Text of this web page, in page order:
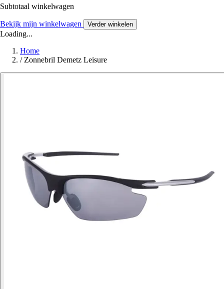
Subtotaal winkelwagen
Bekijk mijn winkelwagen Verder winkelen
Loading...
Home
/ Zonnebril Demetz Leisure